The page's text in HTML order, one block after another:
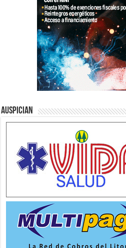
Auspician